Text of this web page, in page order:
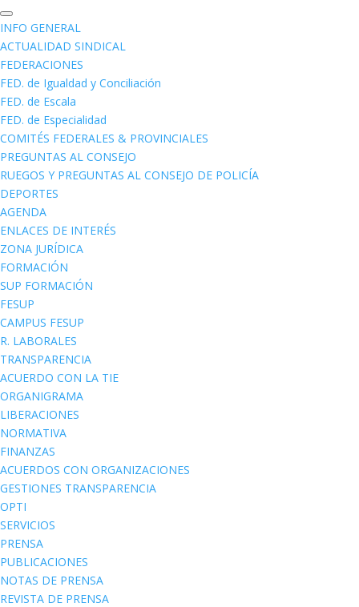
INFO GENERAL
ACTUALIDAD SINDICAL
FEDERACIONES
FED. de Igualdad y Conciliación
FED. de Escala
FED. de Especialidad
COMITÉS FEDERALES & PROVINCIALES
PREGUNTAS AL CONSEJO
RUEGOS Y PREGUNTAS AL CONSEJO DE POLICÍA
DEPORTES
AGENDA
ENLACES DE INTERÉS
ZONA JURÍDICA
FORMACIÓN
SUP FORMACIÓN
FESUP
CAMPUS FESUP
R. LABORALES
TRANSPARENCIA
ACUERDO CON LA TIE
ORGANIGRAMA
LIBERACIONES
NORMATIVA
FINANZAS
ACUERDOS CON ORGANIZACIONES
GESTIONES TRANSPARENCIA
OPTI
SERVICIOS
PRENSA
PUBLICACIONES
NOTAS DE PRENSA
REVISTA DE PRENSA